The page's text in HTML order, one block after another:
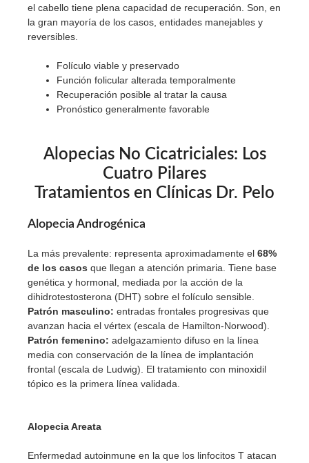
el cabello tiene plena capacidad de recuperación. Son, en
la gran mayoría de los casos, entidades manejables y
reversibles.
Folículo viable y preservado
Función folicular alterada temporalmente
Recuperación posible al tratar la causa
Pronóstico generalmente favorable
Alopecias No Cicatriciales: Los
Cuatro Pilares
Tratamientos en Clínicas Dr. Pelo
Alopecia Androgénica
La más prevalente: representa aproximadamente el 68%
de los casos que llegan a atención primaria. Tiene base
genética y hormonal, mediada por la acción de la
dihidrotestosterona (DHT) sobre el folículo sensible.
Patrón masculino: entradas frontales progresivas que
avanzan hacia el vértex (escala de Hamilton-Norwood).
Patrón femenino: adelgazamiento difuso en la línea
media con conservación de la línea de implantación
frontal (escala de Ludwig). El tratamiento con minoxidil
tópico es la primera línea validada.
Alopecia Areata
Enfermedad autoinmune en la que los linfocitos T atacan